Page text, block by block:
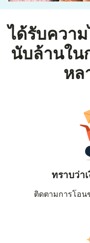
ได้รับควา
นับล้านใน
หล
ทราบว่า
ติดตามการโอ